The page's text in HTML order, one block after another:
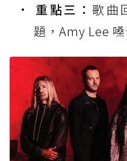
重點三：歌曲
題，Amy Lee